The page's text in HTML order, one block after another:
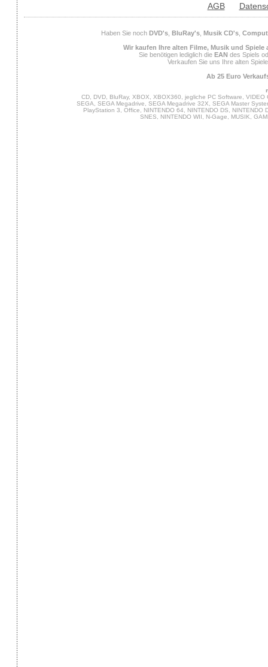
AGB
Haben Sie noch DVD's, BluRay's, Musik CD's,
Wir kaufen Ihre alten Filme, Musik und Spiele
Sie benötigen lediglich die EAN des Spiels
Verkaufen Sie uns Ihre alten
Ab 25 Euro
CD, DVD, BluRay, XBOX, XBOX360, jegliche PC Software,
SEGA, SEGA Megadrive, SEGA Megadrive 32X, SEGA Master
PlayStation 3, Office, NINTENDO 64, NINTENDO DS,
SNES, NINTENDO WII, N-Gage, MUSIK,